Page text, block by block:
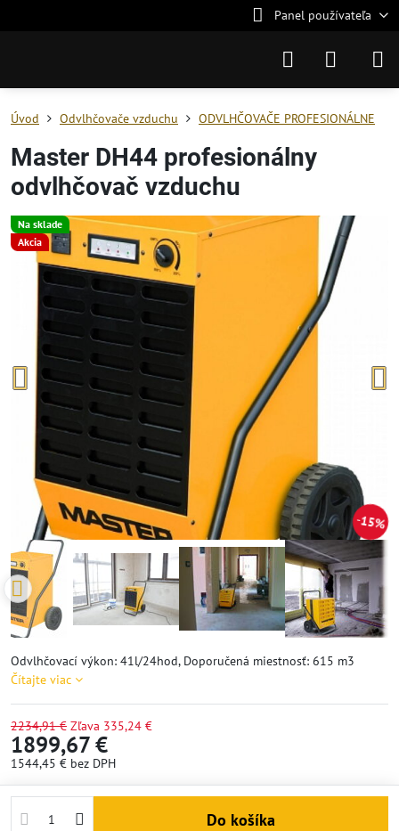
Panel používateľa
Na sklade
Akcia
15%
Úvod Odvlhčovače vzduchu ODVLHČOVAČE PROFESIONÁLNE
Master DH44 profesionálny
odvlhčovač vzduchu
Odvlhčovací výkon: 41l/24hod, Doporučená miestnosť: 615 m3
Čítajte viac
2234,91 € Zľava 335,24 €
1899,67 €
1544,45 € bez DPH
Do košíka